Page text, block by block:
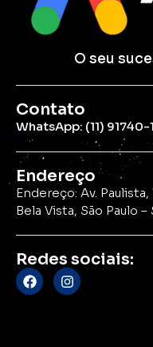
O seu
Contato
WhatsApp: (11) 91740-
Endereço
Endereço: Av.
Bela Vista, São Paulo –
Redes sociais: